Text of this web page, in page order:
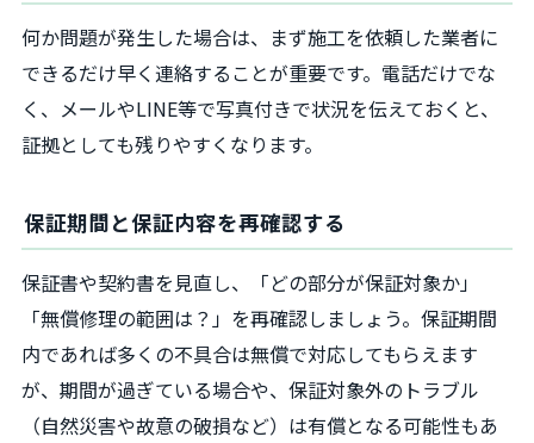
何か問題が発生した場合は、まず施工を依頼した業者に
できるだけ早く連絡することが重要です。電話だけでな
く、メールやLINE等で写真付きで状況を伝えておくと、
証拠としても残りやすくなります。
保証期間と保証内容を再確認する
保証書や契約書を見直し、「どの部分が保証対象か」
「無償修理の範囲は？」を再確認しましょう。保証期間
内であれば多くの不具合は無償で対応してもらえます
が、期間が過ぎている場合や、保証対象外のトラブル
（自然災害や故意の破損など）は有償となる可能性もあ